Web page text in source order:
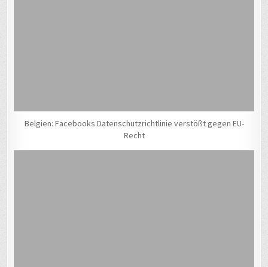
Belgien: Facebooks Datenschutzrichtlinie verstößt gegen EU-
Recht